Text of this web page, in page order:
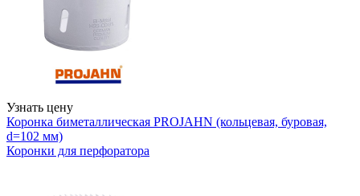
Узнать цену
Коронка биметаллическая PROJAHN (кольцевая, буровая,
d=102 мм)
Коронки для перфоратора